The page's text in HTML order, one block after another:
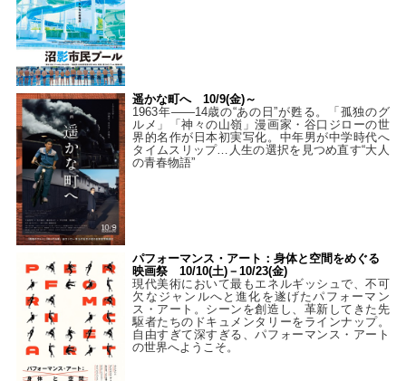
遥かな町へ 10/9(金)～
1963年――14歳の“あの日”が甦る。「孤独のグ
ルメ」「神々の山嶺」漫画家・谷口ジローの世
界的名作が日本初実写化。中年男が中学時代へ
タイムスリップ…人生の選択を見つめ直す“大人
の青春物語”
パフォーマンス・アート：身体と空間をめぐる
映画祭 10/10(土)－10/23(金)
現代美術において最もエネルギッシュで、不可
欠なジャンルへと進化を遂げたパフォーマン
ス・アート。シーンを創造し、革新してきた先
駆者たちのドキュメンタリーをラインナップ。
自由すぎて深すぎる、パフォーマンス・アート
の世界へようこそ。